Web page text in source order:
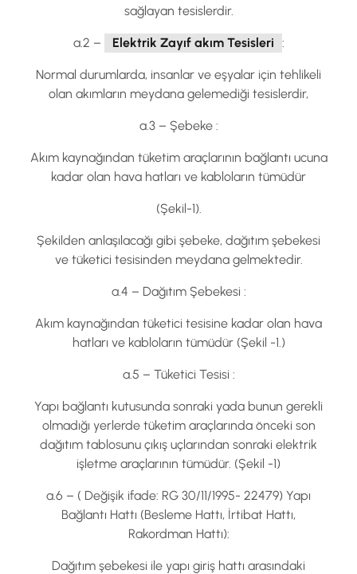
sağlayan tesislerdir.
a.2 – Elektrik Zayıf akım Tesisleri :
Normal durumlarda, insanlar ve eşyalar için tehlikeli
olan akımların meydana gelemediği tesislerdir,
a.3 – Şebeke :
Akım kaynağından tüketim araçlarının bağlantı ucuna
kadar olan hava hatları ve kabloların tümüdür
(Şekil-1).
Şekilden anlaşılacağı gibi şebeke, dağıtım şebekesi
ve tüketici tesisinden meydana gelmektedir.
a.4 – Dağıtım Şebekesi :
Akım kaynağından tüketici tesisine kadar olan hava
hatları ve kabloların tümüdür (Şekil -1.)
a.5 – Tüketici Tesisi :
Yapı bağlantı kutusunda sonraki yada bunun gerekli
olmadığı yerlerde tüketim araçlarında önceki son
dağıtım tablosunu çıkış uçlarından sonraki elektrik
işletme araçlarının tümüdür. (Şekil -1)
a.6 – ( Değişik ifade: RG 30/11/1995- 22479) Yapı
Bağlantı Hattı (Besleme Hattı, İrtibat Hattı,
Rakordman Hattı):
Dağıtım şebekesi ile yapı giriş hattı arasındaki